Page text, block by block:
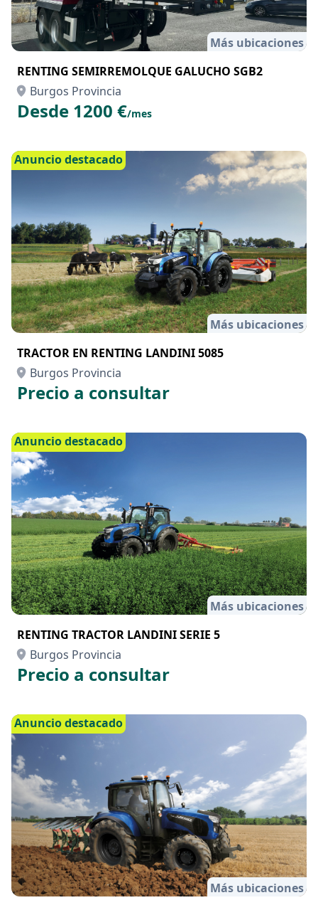
Más ubicaciones
RENTING SEMIRREMOLQUE GALUCHO SGB2
Burgos Provincia
Desde 1200 €/mes
Anuncio destacado
Más ubicaciones
TRACTOR EN RENTING LANDINI 5085
Burgos Provincia
Precio a consultar
Anuncio destacado
Más ubicaciones
RENTING TRACTOR LANDINI SERIE 5
Burgos Provincia
Precio a consultar
Anuncio destacado
Más ubicaciones